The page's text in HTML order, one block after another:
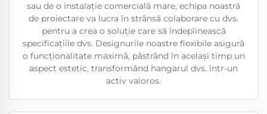
sau de o instalație comercială mare, echipa noastră
de proiectare va lucra în strânsă colaborare cu dvs.
pentru a crea o soluție care să îndeplinească
specificațiile dvs. Designurile noastre flexibile asigură
o funcționalitate maximă, păstrând în același timp un
aspect estetic, transformând hangarul dvs. într-un
activ valoros.